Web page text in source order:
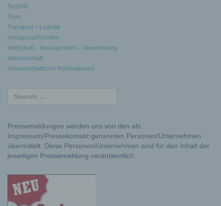
Technik
Tiere
Transport – Logistik
Verlagsnachrichten
Wirtschaft – Management – Versicherung
Wissenschaft
Wissenschaftliche Publikationen
Pressemeldungen werden uns von den als
Impressum/Pressekontakt genannten Personen/Unternehmen
übermittelt. Diese Personen/Unternehmen sind für den Inhalt der
jeweiligen Pressemeldung verantwortlich.